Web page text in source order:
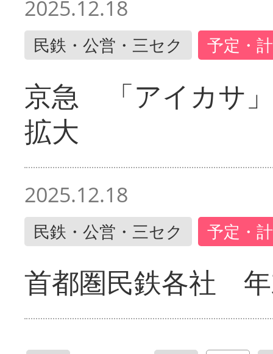
2025.12.18
民鉄・公営・三セク 予定・
京急 「アイカサ
拡大
2025.12.18
民鉄・公営・三セク 予定・
首都圏民鉄各社